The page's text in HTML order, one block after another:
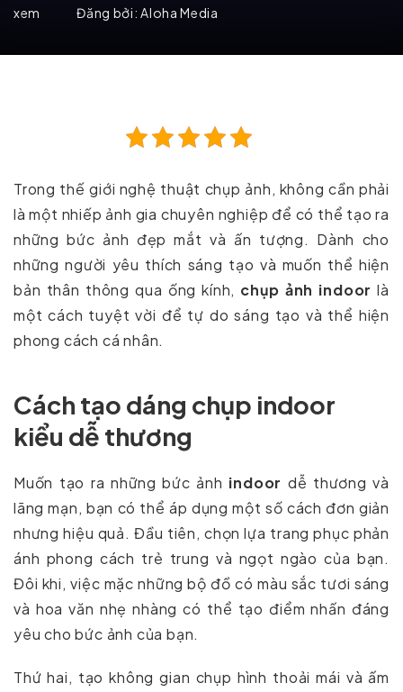
xem
Đăng bởi:Aloha Media
Trong thế giới nghệ thuật chụp ảnh, không cần phải
là một nhiếp ảnh gia chuyên nghiệp để có thể tạo ra
những bức ảnh đẹp mắt và ấn tượng. Dành cho
những người yêu thích sáng tạo và muốn thể hiện
bản thân thông qua ống kính, chụp ảnh indoor là
một cách tuyệt vời để tự do sáng tạo và thể hiện
phong cách cá nhân.
Cách tạo dáng chụp indoor
kiểu dễ thương
Muốn tạo ra những bức ảnh indoor dễ thương và
lãng mạn, bạn có thể áp dụng một số cách đơn giản
nhưng hiệu quả. Đầu tiên, chọn lựa trang phục phản
ánh phong cách trẻ trung và ngọt ngào của bạn.
Đôi khi, việc mặc những bộ đồ có màu sắc tươi sáng
và hoa văn nhẹ nhàng có thể tạo điểm nhấn đáng
yêu cho bức ảnh của bạn.
Thứ hai, tạo không gian chụp hình thoải mái và ấm